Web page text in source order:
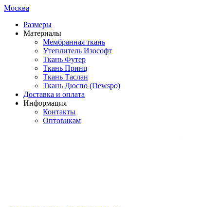
Москва
Размеры
Материалы
Мембранная ткань
Утеплитель Изософт
Ткань Футер
Ткань Принц
Ткань Таслан
Ткань Дюспо (Dewspo)
Доставка и оплата
Информация
Контакты
Оптовикам